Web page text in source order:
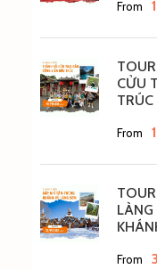
From
CỬU
From
From